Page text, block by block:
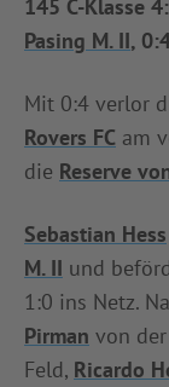
SPIELBETRIEB
AUSBILDUNG &
DER VERBAND
145 C-Klasse 4:
Pasing M. II,
Mit 0:4 verlor
Rovers FC am
die Reserve
Sebastian Hess
M. II und
1:0 ins Netz.
Pirman von der
Feld, Ricardo